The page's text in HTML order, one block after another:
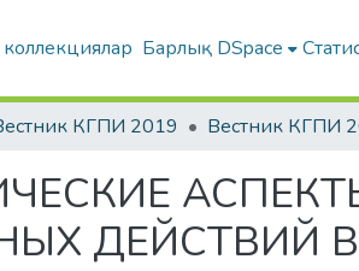
Барлық DSpace
КГПИ 2019 Вестник КГПИ
ДЕЙСТВИЙ